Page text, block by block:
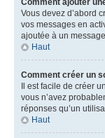
Comment ajouter
Vous devez d’abord
vos messages en
ajoutée à un
Haut
Comment créer un
Il est facile de créer
vous n’avez
réponses qu’un
Haut